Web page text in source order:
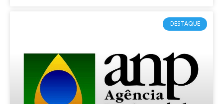
DESTAQUE